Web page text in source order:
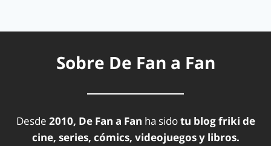
Sobre De Fan a Fan
Desde 2010, De Fan a Fan ha sidotu blog friki de
cine, series, cómics, videojuegos y libros.